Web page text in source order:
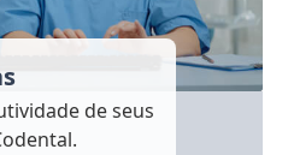
de seus